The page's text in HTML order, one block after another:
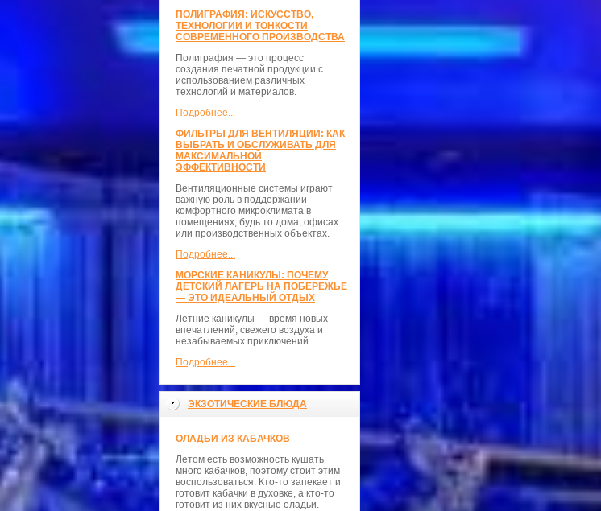
ПОЛИГРАФИЯ: ИСКУССТВО,
ТЕХНОЛОГИИ И ТОНКОСТИ
СОВРЕМЕННОГО ПРОИЗВОДСТВА
Полиграфия — это процесс
создания печатной продукции с
использованием различных
технологий и материалов.
Подробнее...
ФИЛЬТРЫ ДЛЯ ВЕНТИЛЯЦИИ: КАК
ВЫБРАТЬ И ОБСЛУЖИВАТЬ ДЛЯ
МАКСИМАЛЬНОЙ
ЭФФЕКТИВНОСТИ
Вентиляционные системы играют
важную роль в поддержании
комфортного микроклимата в
помещениях, будь то дома, офисах
или производственных объектах.
Подробнее...
МОРСКИЕ КАНИКУЛЫ: ПОЧЕМУ
ДЕТСКИЙ ЛАГЕРЬ НА ПОБЕРЕЖЬЕ
— ЭТО ИДЕАЛЬНЫЙ ОТДЫХ
Летние каникулы — время новых
впечатлений, свежего воздуха и
незабываемых приключений.
Подробнее...
ЭКЗОТИЧЕСКИЕ БЛЮДА
ОЛАДЬИ ИЗ КАБАЧКОВ
Летом есть возможность кушать
много кабачков, поэтому стоит этим
воспользоваться. Кто-то запекает и
готовит кабачки в духовке, а кто-то
готовит из них вкусные оладьи.